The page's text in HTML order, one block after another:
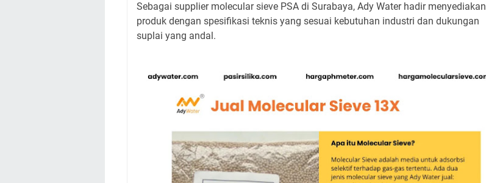
Sebagai supplier molecular sieve PSA di Surabaya, Ady Water hadir menyediakan
produk dengan spesifikasi teknis yang sesuai kebutuhan industri dan dukungan
suplai yang andal.